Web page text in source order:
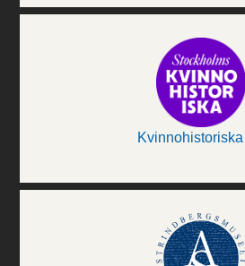
Kvinnohistoriska